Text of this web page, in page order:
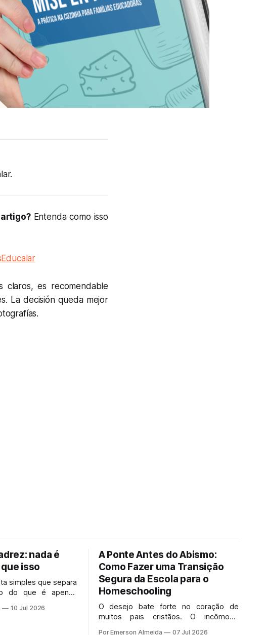
Entenda como isso
claros, es recomendable
La decisión queda mejor
nada é
isso
simples que separa
do que é apenas
porque
10 Jul 2026
A Ponte Antes do Abismo:
Como Fazer uma Transição
Segura da Escola para o
Homeschooling
O desejo bate forte no coração de
muitos pais cristãos. O incômodo
Por Emerson Almeida 07 Jul 2026